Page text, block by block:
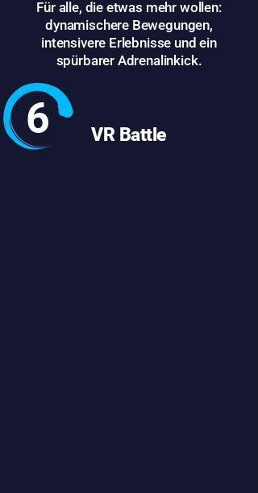
Für alle, die etwas mehr wollen:
dynamischere Bewegungen,
intensivere Erlebnisse und ein
spürbarer Adrenalinkick.
6 VR Battle